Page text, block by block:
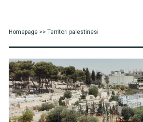
Homepage>> Territori palestinesi